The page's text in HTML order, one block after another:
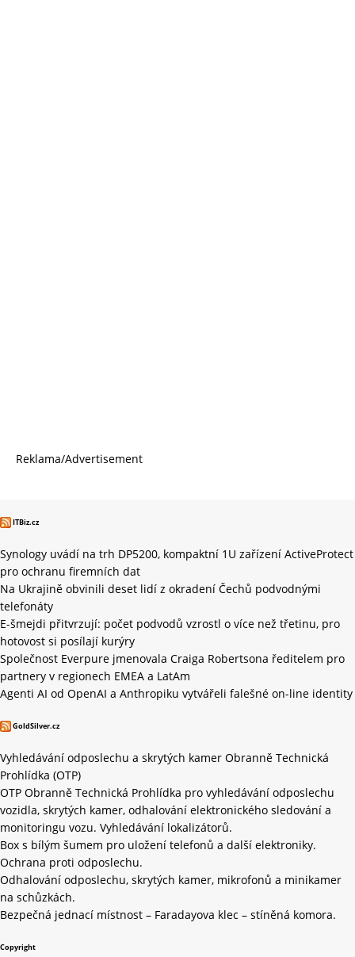
Reklama/Advertisement
ITBiz.cz
Synology uvádí na trh DP5200, kompaktní 1U zařízení ActiveProtect
pro ochranu firemních dat
Na Ukrajině obvinili deset lidí z okradení Čechů podvodnými
telefonáty
E-šmejdi přitvrzují: počet podvodů vzrostl o více než třetinu, pro
hotovost si posílají kurýry
Společnost Everpure jmenovala Craiga Robertsona ředitelem pro
partnery v regionech EMEA a LatAm
Agenti AI od OpenAI a Anthropiku vytvářeli falešné on-line identity
GoldSilver.cz
Vyhledávání odposlechu a skrytých kamer Obranně Technická
Prohlídka (OTP)
OTP Obranně Technická Prohlídka pro vyhledávání odposlechu
vozidla, skrytých kamer, odhalování elektronického sledování a
monitoringu vozu. Vyhledávání lokalizátorů.
Box s bílým šumem pro uložení telefonů a další elektroniky.
Ochrana proti odposlechu.
Odhalování odposlechu, skrytých kamer, mikrofonů a minikamer
na schůzkách.
Bezpečná jednací místnost – Faradayova klec – stíněná komora.
Copyright